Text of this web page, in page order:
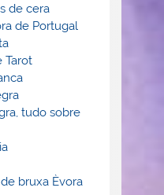
de cera
de Portugal
Tarot
tudo sobre
bruxa Èvora